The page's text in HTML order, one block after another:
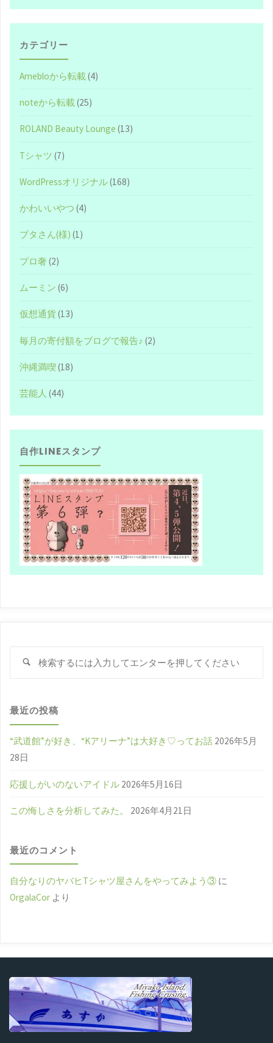
カテゴリー
Amebloから転載(4)
noteから転載(25)
ROLAND Beauty Lounge (13)
Tシャツ (7)
WordPressオリジナル(168)
かわいいやつ (4)
ブタさん(様) (1)
プロ奢 (2)
ムーミン (6)
仮想通貨(13)
毎月の寄付額をブログで報告♪ (2)
沖縄満喫 (18)
芸能人 (44)
自作LINEスタンプ
検
最近の投稿
“武道館”が好き、“Kアリーナ”は大好き♡ってお話 2026年5月
28日
応援しがいのないアイドル 2026年5月16日
この悔しさを分析してみた。 2026年4月21日
最近のコメント
自分なりのヤバヒTシャツ屋さんをやってみよう③ に
OrgalaCor より